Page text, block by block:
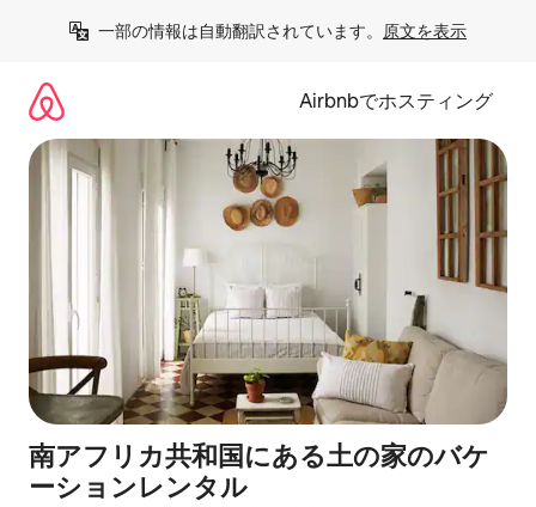
一部の情報は自動翻訳されています。 原文を表示
Airbnbでホスティング
南アフリカ共和国にある土の家のバケ
ーションレンタル